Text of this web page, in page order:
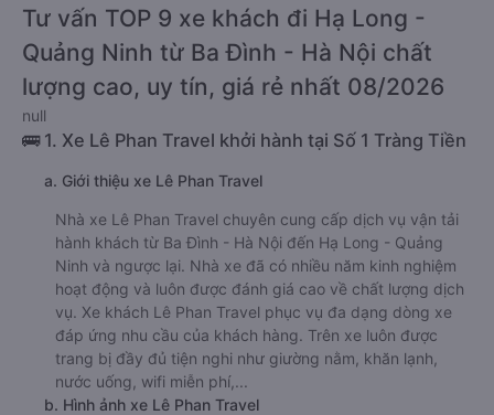
Tư vấn TOP 9 xe khách đi Hạ Long -
Quảng Ninh từ Ba Đình - Hà Nội chất
lượng cao, uy tín, giá rẻ nhất 08/2026
null
🚌 1. Xe Lê Phan Travel khởi hành tại Số 1 Tràng Tiền
a. Giới thiệu xe Lê Phan Travel
Nhà xe Lê Phan Travel chuyên cung cấp dịch vụ vận tải
hành khách từ Ba Đình - Hà Nội đến Hạ Long - Quảng
Ninh và ngược lại. Nhà xe đã có nhiều năm kinh nghiệm
hoạt động và luôn được đánh giá cao về chất lượng dịch
vụ. Xe khách Lê Phan Travel phục vụ đa dạng dòng xe
đáp ứng nhu cầu của khách hàng. Trên xe luôn được
trang bị đầy đủ tiện nghi như giường nằm, khăn lạnh,
nước uống, wifi miễn phí,...
b. Hình ảnh xe Lê Phan Travel